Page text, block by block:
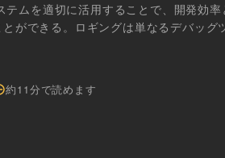
ムを適切に活用することで、開発効率
ができる。ロギングは単なるデバッグ
約11分で読めます